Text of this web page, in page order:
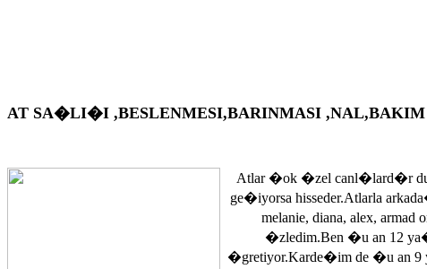
AT SA�LI�I ,BESLENMESI,BARINMASI ,NAL,BAKIM
Atlar �ok �zel canl�lard�r
ge�iyorsa hisseder.Atlarla
melanie, diana, alex,
�zledim.Ben �u an 12
�gretiyor.Karde�im de �u an